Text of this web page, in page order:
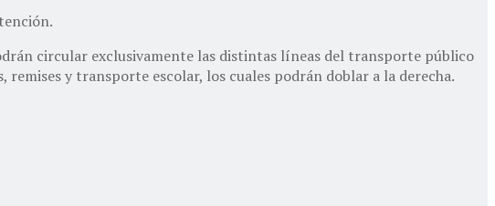
circular exclusivamente las distintas líneas del transporte público
y transporte escolar, los cuales podrán doblar a la derecha.